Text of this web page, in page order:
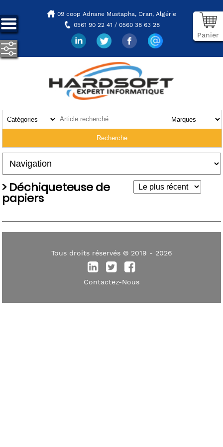
09 coop Adnane Mustapha, Oran, Algérie
0561 90 22 41 / 0560 38 63 28
Panier
> Déchiqueteuse de
papiers
Tous droits réservés © 2019 - 2026
Contactez-Nous